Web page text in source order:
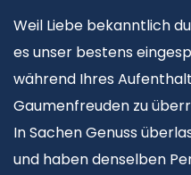
Weil Liebe bekanntlich
es unser bestens
während Ihres
Gaumenfreuden zu
In Sachen Genuss
und haben denselben